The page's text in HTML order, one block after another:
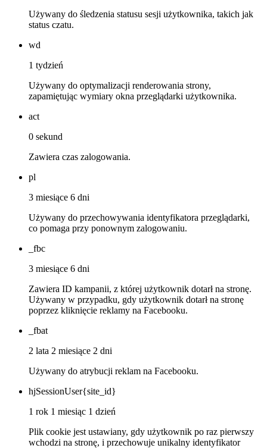
Używany do śledzenia statusu sesji użytkownika, takich jak
status czatu.
wd
1 tydzień
Używany do optymalizacji renderowania strony,
zapamiętując wymiary okna przeglądarki użytkownika.
act
0 sekund
Zawiera czas zalogowania.
pl
3 miesiące 6 dni
Używany do przechowywania identyfikatora przeglądarki,
co pomaga przy ponownym zalogowaniu.
_fbc
3 miesiące 6 dni
Zawiera ID kampanii, z której użytkownik dotarł na stronę.
Używany w przypadku, gdy użytkownik dotarł na stronę
poprzez kliknięcie reklamy na Facebooku.
_fbat
2 lata 2 miesiące 2 dni
Używany do atrybucji reklam na Facebooku.
hjSessionUser{site_id}
1 rok 1 miesiąc 1 dzień
Plik cookie jest ustawiany, gdy użytkownik po raz pierwszy
wchodzi na stronę, i przechowuje unikalny identyfikator